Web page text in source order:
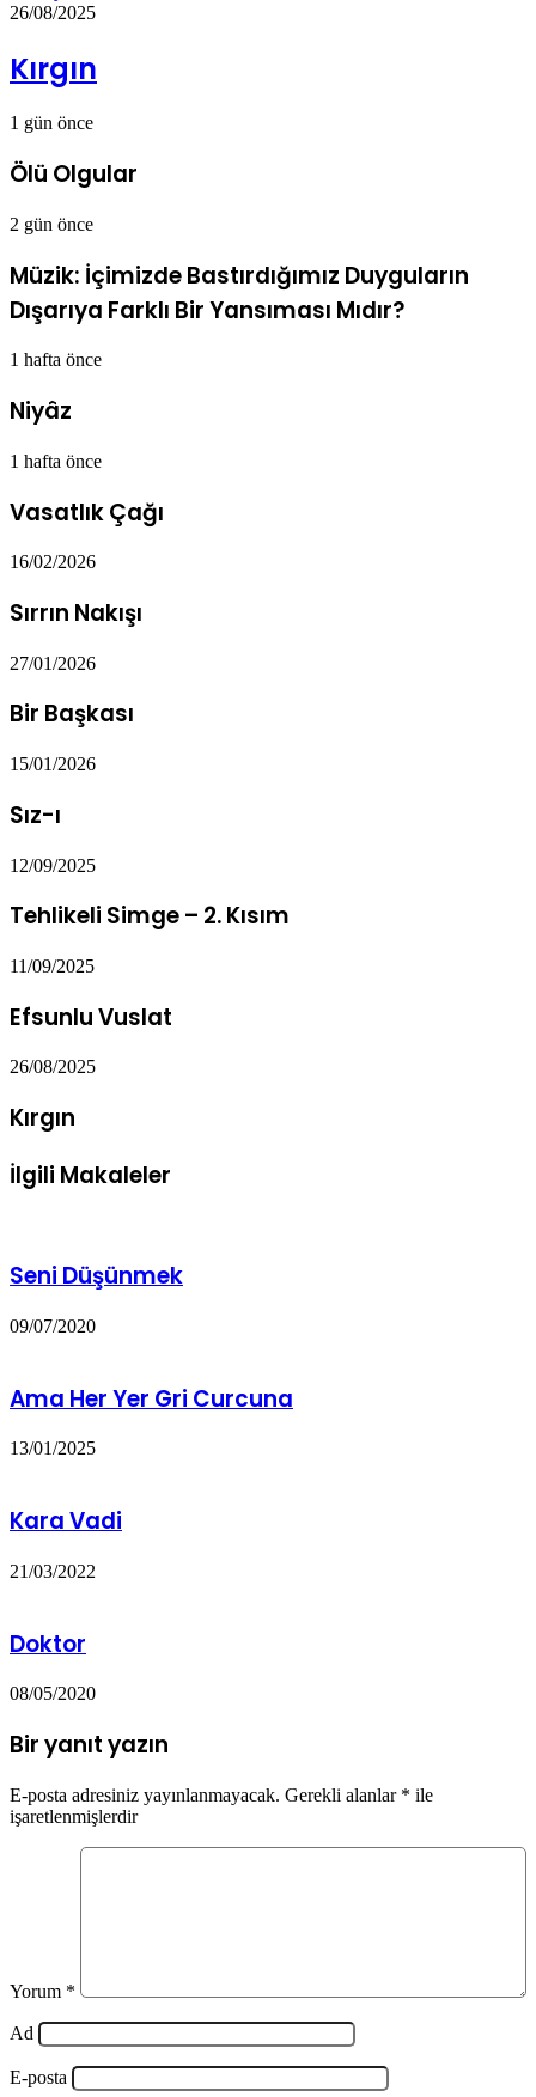
26/08/2025
Kırgın
1 gün önce
Ölü Olgular
2 gün önce
Müzik: İçimizde Bastırdığımız Duyguların
Dışarıya Farklı Bir Yansıması Mıdır?
1 hafta önce
Niyâz
1 hafta önce
Vasatlık Çağı
16/02/2026
Sırrın Nakışı
27/01/2026
Bir Başkası
15/01/2026
Sız-ı
12/09/2025
Tehlikeli Simge – 2. Kısım
11/09/2025
Efsunlu Vuslat
26/08/2025
Kırgın
İlgili Makaleler
Seni Düşünmek
09/07/2020
Ama Her Yer Gri Curcuna
13/01/2025
Kara Vadi
21/03/2022
Doktor
08/05/2020
Bir yanıt yazın
E-posta adresiniz yayınlanmayacak. Gerekli alanlar * ile
işaretlenmişlerdir
Yorum *
Ad
E-posta